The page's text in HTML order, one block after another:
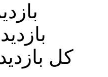
بازدید
کل بازدیدها: